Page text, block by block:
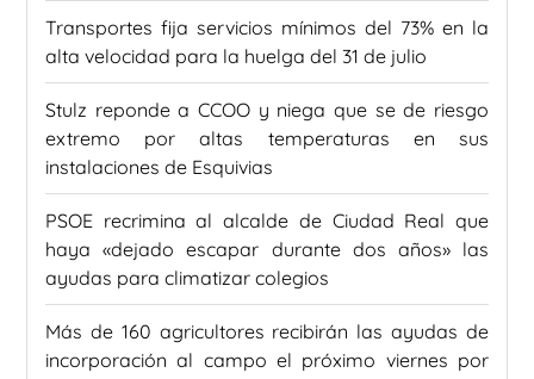
Transportes fija servicios mínimos del 73% en la
alta velocidad para la huelga del 31 de julio
Stulz reponde a CCOO y niega que se de riesgo
extremo por altas temperaturas en sus
instalaciones de Esquivias
PSOE recrimina al alcalde de Ciudad Real que
haya «dejado escapar durante dos años» las
ayudas para climatizar colegios
Más de 160 agricultores recibirán las ayudas de
incorporación al campo el próximo viernes por